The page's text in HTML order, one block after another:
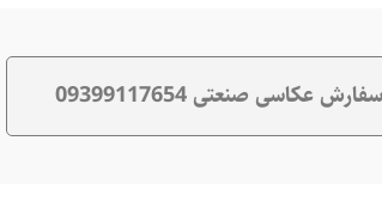
سفارش عکاسی صنعتی 09399117654